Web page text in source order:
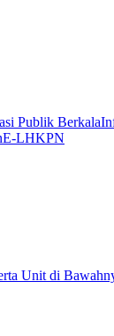
Publik Berkala
E-LHKPN
Unit di